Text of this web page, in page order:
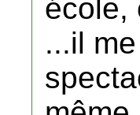
école,
...il